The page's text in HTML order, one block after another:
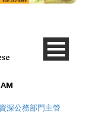
深公務部門主管